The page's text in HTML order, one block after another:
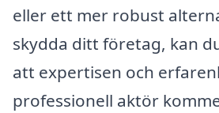
eller ett mer robust
skydda ditt företag, kan
att expertisen och
professionell aktör